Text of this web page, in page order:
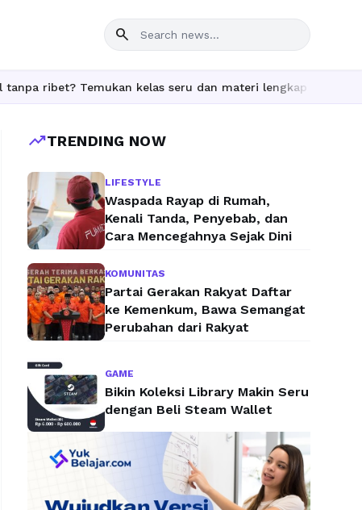
search
Temukan kelas seru dan materi lengkap hanya di
trending_upTRENDING NOW
LIFESTYLE
Waspada Rayap di Rumah,
Kenali Tanda, Penyebab, dan
Cara Mencegahnya Sejak Dini
KOMUNITAS
Partai Gerakan Rakyat Daftar
ke Kemenkum, Bawa Semangat
Perubahan dari Rakyat
GAME
Bikin Koleksi Library Makin Seru
dengan Beli Steam Wallet